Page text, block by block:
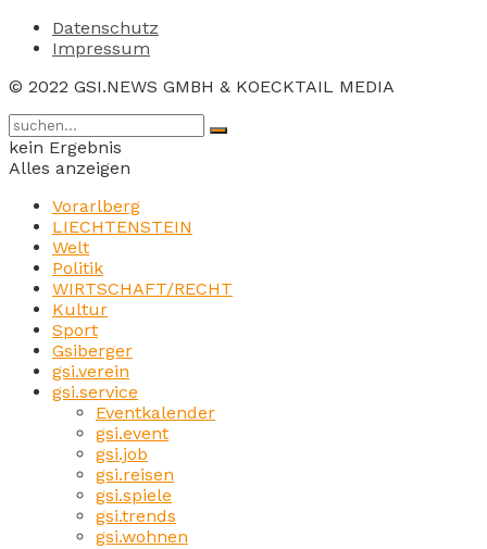
Datenschutz
Impressum
© 2022 GSI.NEWS GMBH & KOECKTAIL MEDIA
kein Ergebnis
Alles anzeigen
Vorarlberg
LIECHTENSTEIN
Welt
Politik
WIRTSCHAFT/RECHT
Kultur
Sport
Gsiberger
gsi.verein
gsi.service
Eventkalender
gsi.event
gsi.job
gsi.reisen
gsi.spiele
gsi.trends
gsi.wohnen